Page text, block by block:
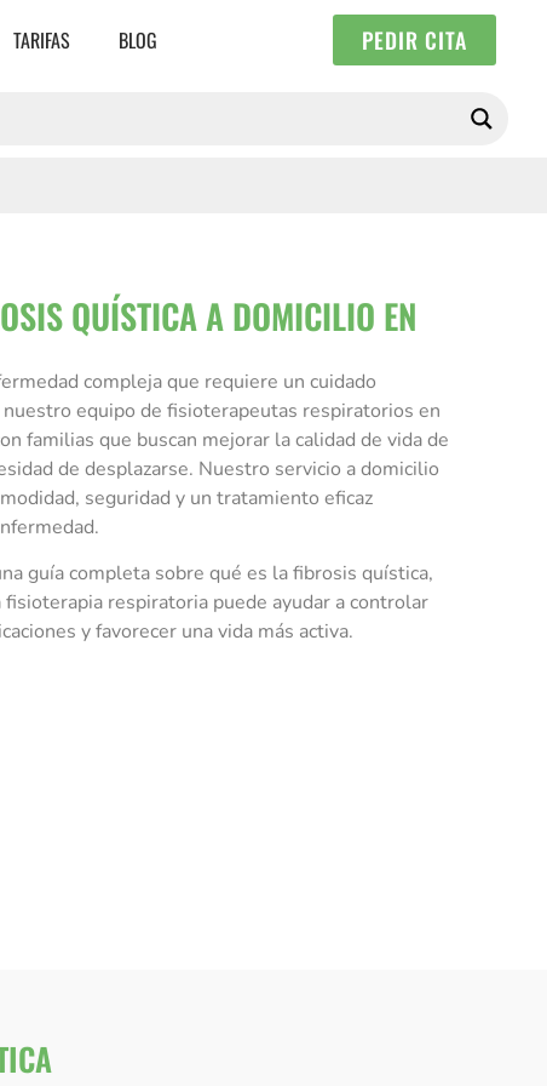
TARIFAS BLOG PEDIR CITA
QUÍSTICA A DOMICILIO EN
compleja que requiere un cuidado
equipo de fisioterapeutas respiratorios en
familias que buscan mejorar la calidad de vida de
de desplazarse. Nuestro servicio a domicilio
seguridad y un tratamiento eficaz
guía completa sobre qué es la fibrosis quística,
respiratoria puede ayudar a controlar
y favorecer una vida más activa.